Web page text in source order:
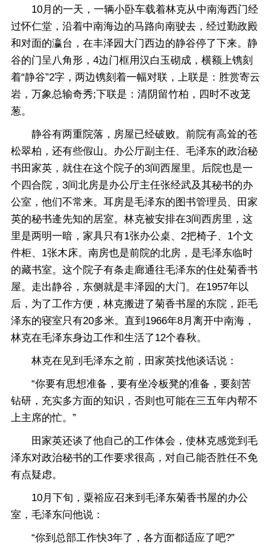
10月的一天，一辆小卧车载着林克从中南海西门经
过怀仁堂，沿着中南海边的马路向南驶去，经过勤政殿
和对面的瀛台，在丰泽园大门西边的静谷停了下来。静
谷的门呈八角形，4边门框用汉白玉砌成，横额上镌刻
着“静谷”2字，两边镌刻着一幅对联，上联是：胜赏寄云
岩，万象总输奇秀;下联是：清阴留竹柏，四时不改茏
葱。
静谷有两重院落，房屋已经破败。前院有高耸的苍
松翠柏，还有些假山。办公厅副主任、毛泽东的政治秘
书田家英，就住在这个院子的3间西屋里。后院也是一
个四合院，3间北房是办公厅主任张经武及其秘书的办
公室，他们不常来。耳房是毛泽东的图书管理员、田家
英的秘书逄先知的居室。林克被安排在3间西房里，这
里是两明一暗，家具只有1张办公桌、2把椅子、1个文
件柜、1张木床。南房也是前院的北房，是毛泽东临时
的藏书室。这个院子有条走廊通往毛泽东的住处菊香书
屋。走出静谷，东侧就是丰泽园的大门。在1957年以
后，为了工作方便，林克搬进了菊香书屋的东院，距毛
泽东的寝室只有20多米。直到1966年8月离开中南海，
林克在毛泽东身边工作和生活了12个春秋。
林克在见到毛泽东之前，田家英找他谈话说：
“你要有思想准备，要有坐冷板凳的准备，要刻苦
钻研，充实多方面的知识，否则也可能在三五年内帮不
上主席的忙。”
田家英还谈了他自己的工作体会，使林克感觉到毛
泽东对政治秘书的工作要求很高，对自己能否胜任不免
有点疑虑。
10月下旬，粟裕应召来到毛泽东菊香书屋的办公
室，毛泽东问他说：
“你到总部工作快3年了，各方面都适应了吧?”